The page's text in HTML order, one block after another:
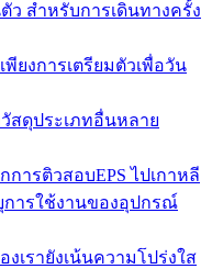
ว สำหรับการเดินทางครั้ง
ยงการเตรียมตัวเพื่อวัน
สดุประเภทอื่นหลาย
ารติวสอบEPS ไปเกาหลี
การใช้งานของอุปกรณ์
เรายังเน้นความโปร่งใส